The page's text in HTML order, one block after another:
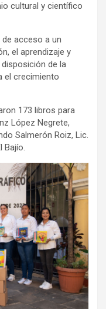
cultural y científico
acceso a un
el aprendizaje y
de la
el crecimiento
173 libros para
López Negrete,
Salmerón Roiz, Lic.
Bajío.